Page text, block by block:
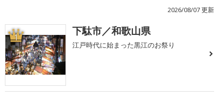
2026/08/07 更新
1 下駄市／和歌山県
江戸時代に始まった黒江のお祭り